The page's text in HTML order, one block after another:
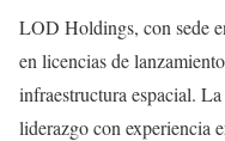
LOD Holdings, con sede
en licencias de
infraestructura espacial.
liderazgo con experiencia